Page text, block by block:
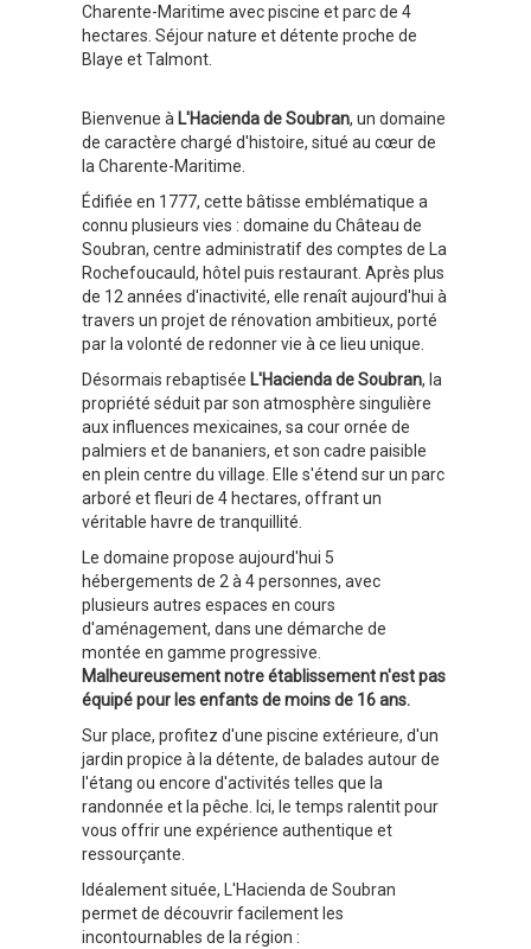
Charente-Maritime avec piscine et parc de 4
hectares. Séjour nature et détente proche de
Blaye et Talmont.
Bienvenue à L'Hacienda de Soubran, un domaine
de caractère chargé d'histoire, situé au cœur de
la Charente-Maritime.
Édifiée en 1777, cette bâtisse emblématique a
connu plusieurs vies : domaine du Château de
Soubran, centre administratif des comptes de La
Rochefoucauld, hôtel puis restaurant. Après plus
de 12 années d'inactivité, elle renaît aujourd'hui à
travers un projet de rénovation ambitieux, porté
par la volonté de redonner vie à ce lieu unique.
Désormais rebaptisée L'Hacienda de Soubran, la
propriété séduit par son atmosphère singulière
aux influences mexicaines, sa cour ornée de
palmiers et de bananiers, et son cadre paisible
en plein centre du village. Elle s'étend sur un parc
arboré et fleuri de 4 hectares, offrant un
véritable havre de tranquillité.
Le domaine propose aujourd'hui 5
hébergements de 2 à 4 personnes, avec
plusieurs autres espaces en cours
d'aménagement, dans une démarche de
montée en gamme progressive.
Malheureusement notre établissement n'est pas
équipé pour les enfants de moins de 16 ans.
Sur place, profitez d'une piscine extérieure, d'un
jardin propice à la détente, de balades autour de
l'étang ou encore d'activités telles que la
randonnée et la pêche. Ici, le temps ralentit pour
vous offrir une expérience authentique et
ressourçante.
Idéalement située, L'Hacienda de Soubran
permet de découvrir facilement les
incontournables de la région :